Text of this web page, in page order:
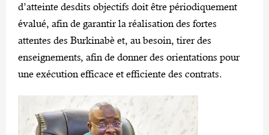
d’atteinte desdits objectifs doit être périodiquement
évalué, afin de garantir la réalisation des fortes
attentes des Burkinabè et, au besoin, tirer des
enseignements, afin de donner des orientations pour
une exécution efficace et efficiente des contrats.